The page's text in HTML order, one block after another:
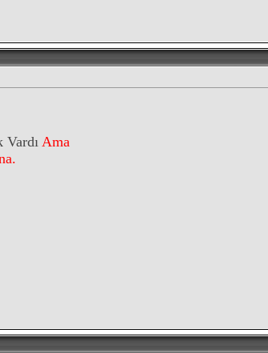
VardıAma